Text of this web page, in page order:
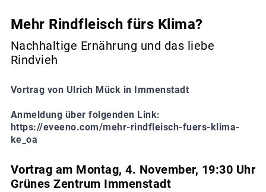
Mehr Rindfleisch fürs Klima?
Nachhaltige Ernährung und das liebe
Rindvieh
Vortrag von Ulrich Mück in Immenstadt
Anmeldung über folgenden Link:
https://eveeno.com/mehr-rindfleisch-fuers-klima-
ke_oa
Vortrag am Montag, 4. November, 19:30 Uhr
Grünes Zentrum Immenstadt